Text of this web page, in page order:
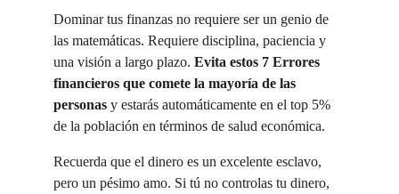
Dominar tus finanzas no requiere ser un genio de
las matemáticas. Requiere disciplina, paciencia y
una visión a largo plazo. Evita estos 7 Errores
financieros que comete la mayoría de las
personas y estarás automáticamente en el top 5%
de la población en términos de salud económica.
Recuerda que el dinero es un excelente esclavo,
pero un pésimo amo. Si tú no controlas tu dinero,